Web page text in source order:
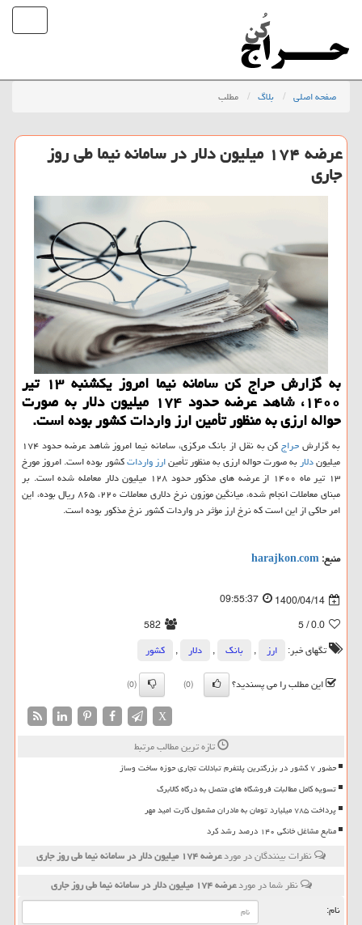
صفحه اصلی بلاگ مطلب
عرضه ۱۷۴ میلیون دلار در سامانه نیما طی روز
جاری
به گزارش حراج کن سامانه نیما امروز یکشنبه ۱۳ تیر
۱۴۰۰، شاهد عرضه حدود ۱۷۴ میلیون دلار به صورت
حواله ارزی به منظور تأمین ارز واردات کشور بوده است.
به گزارشحراج
کن به نقل از بانک مرکزی، سامانه نیما امروز شاهد عرضه حدود ۱۷۴
میلیوندلاربه صورت حواله ارزی به منظور تأمینارزوارداتکشور بوده است. امروز مورخ
۱۳ تیر ماه ۱۴۰۰ از عرضه های مذکور حدود ۱۲۸ میلیون دلار معامله شده است. بر
مبنای معاملات انجام شده، میانگین موزون نرخ دلاری معاملات ۲۲۰، ۸۶۵ ریال بوده، این
امر حاکی از این است که نرخ ارز مؤثر در واردات کشور نرخ مذکور بوده است.
منبع:harajkon.com
1400/04/14
09:55:37
0.0
/ 5
582
تگهای خبر:
ارز , بانك , دلار ,
كشور
این مطلب را می پسندید؟
(0)
(0)
X
تازه ترین مطالب مرتبط
حضور ۷ کشور در بزرگترین پلتفرم تبادلات تجاری حوزه ساخت وساز
تسویه کامل مطالبات فروشگاه های متصل به درگاه کالابرگ
پرداخت ۷۸۵ میلیارد تومان به مادران مشمول کارت امید مهر
منابع مشاغل خانگی ۱۴۰ درصد رشد کرد
نظرات بینندگان در موردعرضه ۱۷۴ میلیون دلار در سامانه نیما طی روز جاری
نظر شما در موردعرضه ۱۷۴ میلیون دلار در سامانه نیما طی روز جاری
نام: